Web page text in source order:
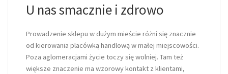
U nas smacznie i zdrowo
Prowadzenie sklepu w dużym mieście różni się znacznie
od kierowania placówką handlową w małej miejscowości.
Poza aglomeracjami życie toczy się wolniej. Tam też
większe znaczenie ma wzorowy kontakt z klientami,